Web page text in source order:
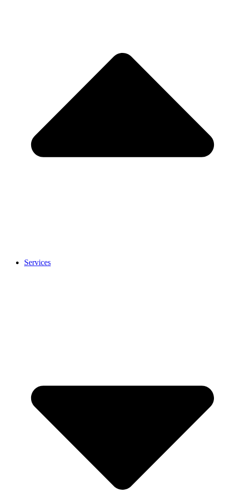
Services